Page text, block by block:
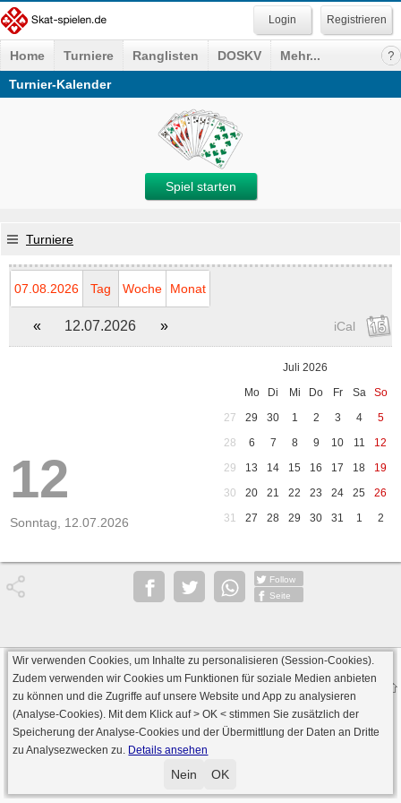
Registrieren
Home Turniere Ranglisten DOSKV
Mehr...
Turnier-Kalender
Spiel starten
Turniere
07.08.2026 Tag Woche Monat
« 12.07.2026 » iCal
12
Sonntag, 12.07.2026
Juli 2026
Mo
Di Mi Do Fr Sa
So
27
29 30 1 2 3 4
5
28
6 7 8 9 10 11
12
29
13 14 15 16 17 18
19
30
20 21 22 23 24 25
26
31
27 28 29 30 31 1 2
Follow
Seite
· Serverversion: 2026 6.241 · registrierte Spieler: 501.048 ·
Online Skat Server: 142 (private Server:136)
Wir verwenden Cookies, um Inhalte zu personalisieren (Session-Cookies).
Zudem verwenden wir Cookies um Funktionen für soziale Medien anbieten
zu können und die Zugriffe auf unsere Website und App zu analysieren
(Analyse-Cookies). Mit dem Klick auf> OK < stimmen Sie zusätzlich der
Speicherung der Analyse-Cookies und der Übermittlung der Daten an Dritte
zu Analysezwecken zu. Details ansehen
Nein OK